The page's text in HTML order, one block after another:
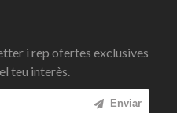
i rep ofertes exclusives
teu interès.
Enviar